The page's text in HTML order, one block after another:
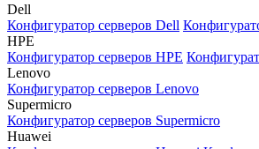
Dell
Конфигуратор серверов Dell
HPE
Конфигуратор серверов HPE
Lenovo
Конфигуратор серверов Lenovo
Supermicro
Конфигуратор серверов Supermicro
Huawei